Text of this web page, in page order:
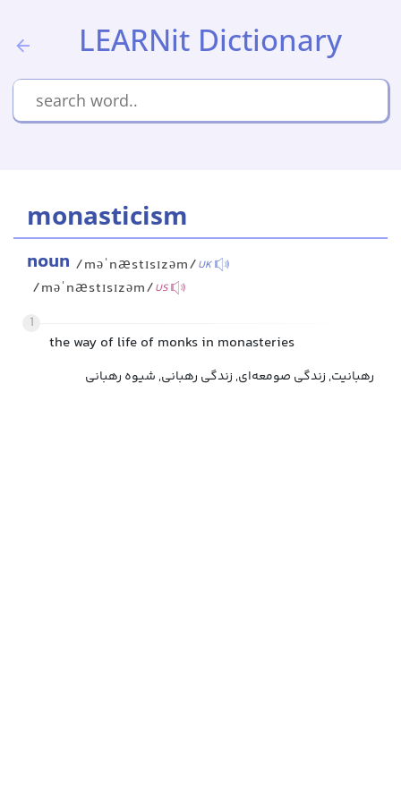
LEARNit Dictionary
monasticism
noun /məˈnæstɪsɪzəm/UK
/məˈnæstɪsɪzəm/US
1
the way of life of monks in monasteries
رهبانیت, زندگی صومعه‌ای, زندگی رهبانی, شیوه رهبانی